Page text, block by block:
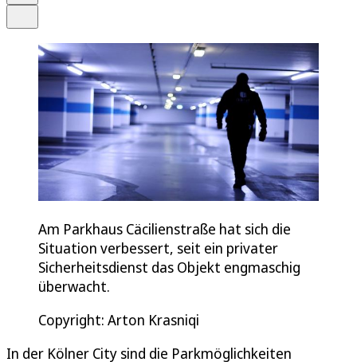
Am Parkhaus Cäcilienstraße hat sich die
Situation verbessert, seit ein privater
Sicherheitsdienst das Objekt engmaschig
überwacht.
Copyright: Arton Krasniqi
In der Kölner City sind die Parkmöglichkeiten